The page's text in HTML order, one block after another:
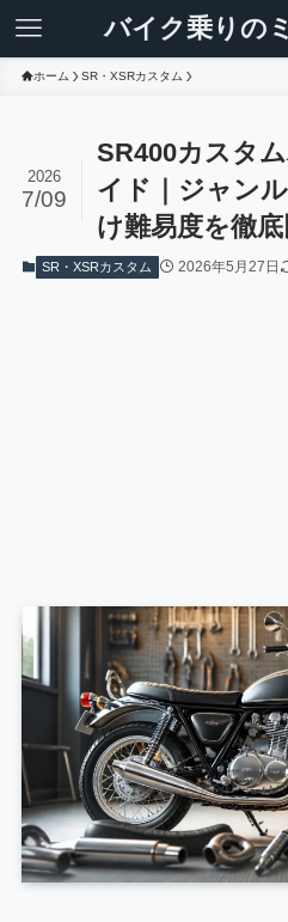
バイク乗りの
ホーム SR・XSRカスタム
SR400カスタ
イド｜ジャン
け難易度を徹
2026
7/09
SR・XSRカスタム 2026年5月27日